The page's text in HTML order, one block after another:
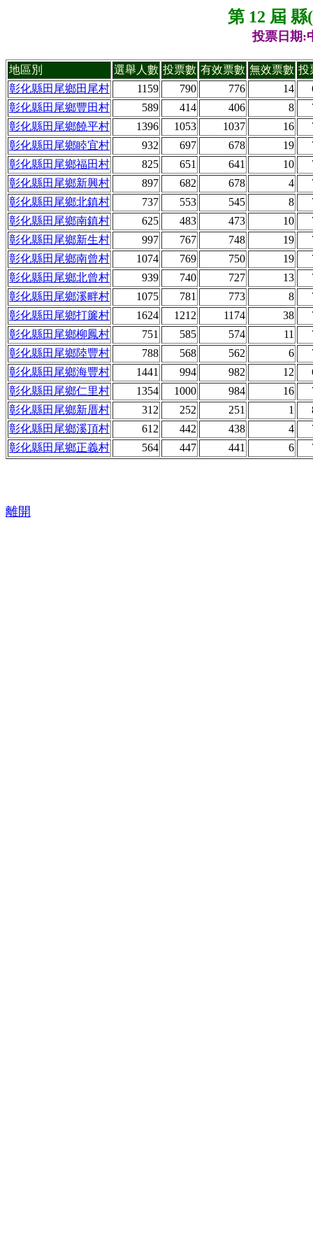
第 12 屆
投票日期:
地區別 選舉人數 投票數 有效票數 無效票數 投
彰化縣田尾鄉田尾村
1159 790 776 14
彰化縣田尾鄉豐田村
589 414 406 8
彰化縣田尾鄉饒平村
1396 1053 1037 16
彰化縣田尾鄉睦宜村
932 697 678 19
彰化縣田尾鄉福田村
825 651 641 10
彰化縣田尾鄉新興村
897 682 678 4
彰化縣田尾鄉北鎮村
737 553 545 8
彰化縣田尾鄉南鎮村
625 483 473 10
彰化縣田尾鄉新生村
997 767 748 19
彰化縣田尾鄉南曾村
1074 769 750 19
彰化縣田尾鄉北曾村
939 740 727 13
彰化縣田尾鄉溪畔村
1075 781 773 8
彰化縣田尾鄉打簾村
1624 1212 1174 38
彰化縣田尾鄉柳鳳村
751 585 574 11
彰化縣田尾鄉陸豐村
788 568 562 6
彰化縣田尾鄉海豐村
1441 994 982 12
彰化縣田尾鄉仁里村
1354 1000 984 16
彰化縣田尾鄉新厝村
312 252 251 1
彰化縣田尾鄉溪頂村
612 442 438 4
彰化縣田尾鄉正義村
564 447 441 6
離開